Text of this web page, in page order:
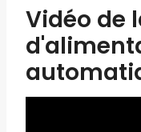
Vidéo de